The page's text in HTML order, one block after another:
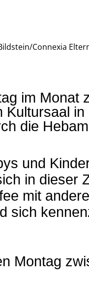
Connexia
im Monat
Kultursaal
die
und
in dieser
mit
sich
Montag